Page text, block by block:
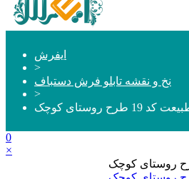
ایفرش
>
نخ و نقشه تابلو فرش دستباف
>
روستای کوچک
0
×